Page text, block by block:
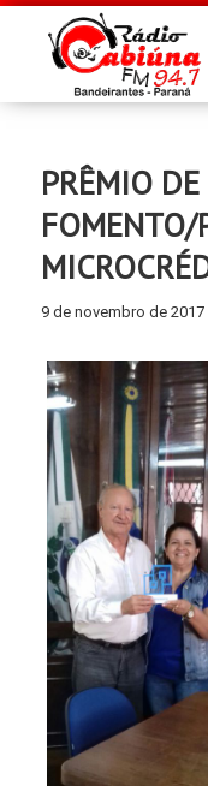
PRÊMIO
FOMENTO/
9 de novembro de 2017